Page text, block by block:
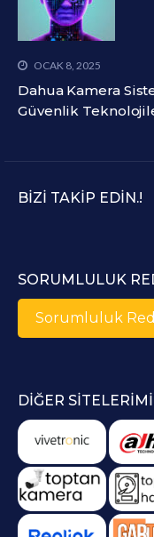
OCAK 8, 2025
Dahua Kamera
Güvenlik
BIZI TAKIP EDIN.!
SORUMLULUK
Sorumluluk
DIĞER